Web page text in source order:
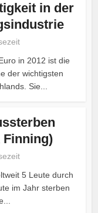
in der
in 2012 ist die
der wichtigsten
Sie...
Finning)
5 Leute durch
im Jahr sterben